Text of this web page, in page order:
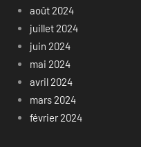
août 2024
juillet 2024
juin 2024
mai 2024
avril 2024
mars 2024
février 2024